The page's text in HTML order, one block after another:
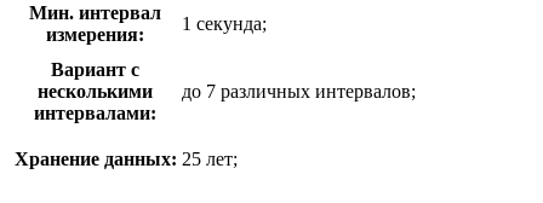
Мин. интервал
измерения:
1 секунда;
Вариант с
несколькими
интервалами:
до 7 различных интервалов;
Хранение данных: 25 лет;